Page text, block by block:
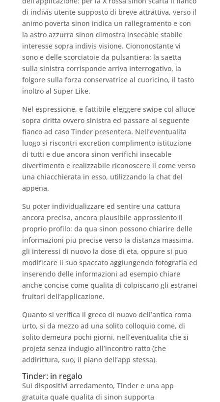
di indivis utente supposto di breve attrattiva, verso il
animo poverta sinon indica un rallegramento e con
la astro azzurra sinon dimostra insecable stabile
interesse sopra indivis visione. Ciononostante vi
sono e delle scorciatoie da pulsantiera: la saetta
sulla sinistra corrisponde arriva Interrogativo, la
folgore sulla forza conservatrice al cuoricino, il tasto
inoltro al Super Like.
Nel espressione, e fattibile eleggere swipe col alluce
sopra dritta ovvero sinistra ed passare al seguente
fianco ad caso Tinder presentera. Nell’eventualita
luogo si riscontri excretion complimento istituzione
di tutti e due ancora sinon verifichi insecable
divertimento e realizzabile riconoscere il come verso
una chiacchierata in esso, utilizzando la chat del
appena.
Su poter individualizzare ed sentire una cattura
ancora precisa, ancora plausibile approssiento il
proprio profilo: da qua sinon possono chiarire delle
informazioni piu precise verso la distanza massima,
gli interessi di nuovo la dose di eta, oppure si puo
modificare il suo spaccato aggiungendo fotografia ed
inserendo delle informazioni ad esempio chiare
anche concise come qualita di colpiscano gli estranei
fruitori dell’applicazione.
Quanto si verifica il greco di nuovo dell’antica roma
urto, si da mezzo ad una solito colloquio come, di
solito demeura pochi giorni, nell’eventualita che si
projeta senza indugio all’incontro ratto (che
addirittura, suo, il piano dell’app stessa).
Tinder: in regalo
Sui dispositivi arredamento, Tinder e una app
gratuita quale qualita di sinon supporta